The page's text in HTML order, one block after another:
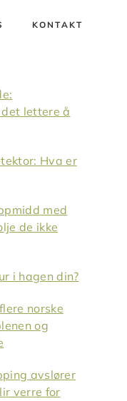
KONTAKT
lettere å
Hva er
med
de ikke
i hagen din?
norske
og
avslører
verre for